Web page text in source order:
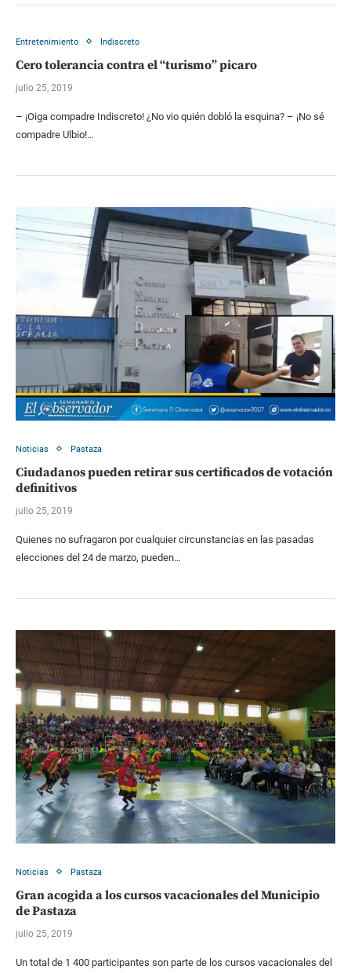
Entretenimiento Indiscreto
Cero tolerancia contra el “turismo” picaro
julio 25, 2019
– ¡Oiga compadre Indiscreto! ¿No vio quién dobló la esquina? – ¡No sé
compadre Ulbio!…
Noticias Pastaza
Ciudadanos pueden retirar sus certificados de votación
definitivos
julio 25, 2019
Quienes no sufragaron por cualquier circunstancias en las pasadas
elecciones del 24 de marzo, pueden…
Noticias Pastaza
Gran acogida a los cursos vacacionales del Municipio
de Pastaza
julio 25, 2019
Un total de 1 400 participantes son parte de los cursos vacacionales del